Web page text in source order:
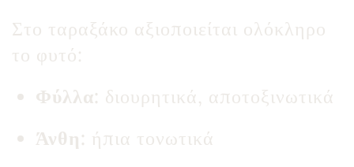
Στο ταραξάκο αξιοποιείται ολόκληρο
το φυτό:
Φύλλα: διουρητικά, αποτοξινωτικά
Άνθη: ήπια τονωτικά